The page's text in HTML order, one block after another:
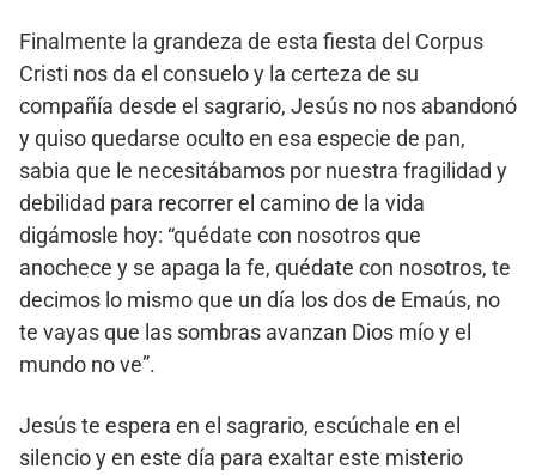
Finalmente la grandeza de esta fiesta del Corpus
Cristi nos da el consuelo y la certeza de su
compañía desde el sagrario, Jesús no nos abandonó
y quiso quedarse oculto en esa especie de pan,
sabia que le necesitábamos por nuestra fragilidad y
debilidad para recorrer el camino de la vida
digámosle hoy: “quédate con nosotros que
anochece y se apaga la fe, quédate con nosotros, te
decimos lo mismo que un día los dos de Emaús, no
te vayas que las sombras avanzan Dios mío y el
mundo no ve”.
Jesús te espera en el sagrario, escúchale en el
silencio y en este día para exaltar este misterio